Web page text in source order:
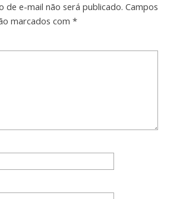
de e-mail não será publicado. Campos
marcados com *